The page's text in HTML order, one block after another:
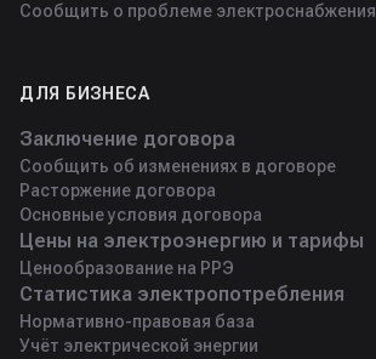
Сообщить о проблеме электроснабжения
ДЛЯ БИЗНЕСА
Заключение договора
Сообщить об изменениях в договоре
Расторжение договора
Основные условия договора
Цены на электроэнергию и тарифы
Ценообразование на РРЭ
Статистика электропотребления
Нормативно-правовая база
Учёт электрической энергии